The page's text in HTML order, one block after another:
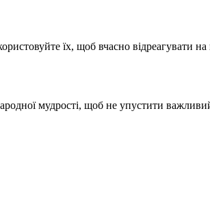
їх, щоб вчасно відреагувати
мудрості, щоб не упустити